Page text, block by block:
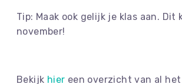
Tip: Maak ook gelijk je klas aan. Dit
november!
Bekijk hier een overzicht van al